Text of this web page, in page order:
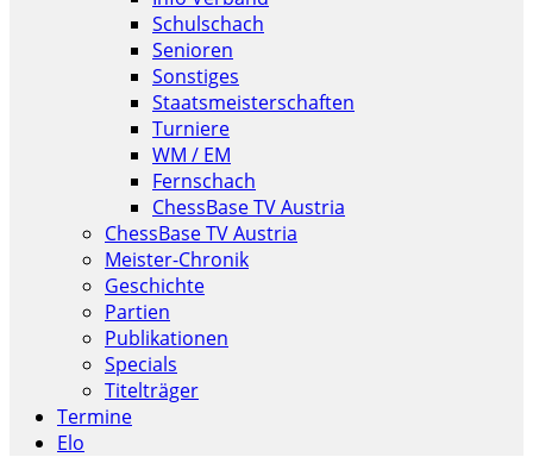
Schulschach
Senioren
Sonstiges
Staatsmeisterschaften
Turniere
WM / EM
Fernschach
ChessBase TV Austria
ChessBase TV Austria
Meister-Chronik
Geschichte
Partien
Publikationen
Specials
Titelträger
Termine
Elo